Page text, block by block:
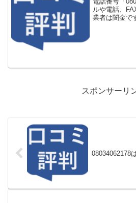
ルや電話、
業者は闇金で
スポンサーリ
08034062178